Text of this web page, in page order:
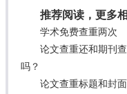
推荐阅读，更多
学术免费查重两次
论文查重还和期刊
吗？
论文查重标题和封